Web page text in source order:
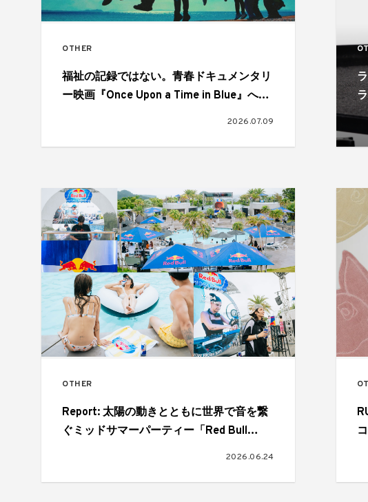
OTHER
福祉の記録ではない。青春ドキュメンタリ
ー映画『Once Upon a Time in Blue』へと
2026.07.09
OTHER
Report: 太陽の動きとともに世界で音を繋
ぐミッドサマーパーティー「Red Bull
2026.06.24